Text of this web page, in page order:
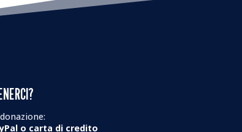
o carta di credito